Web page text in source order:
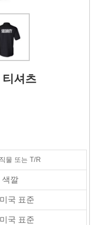
셔츠
물 또는 T/R
색깔
국 표준
국 표준